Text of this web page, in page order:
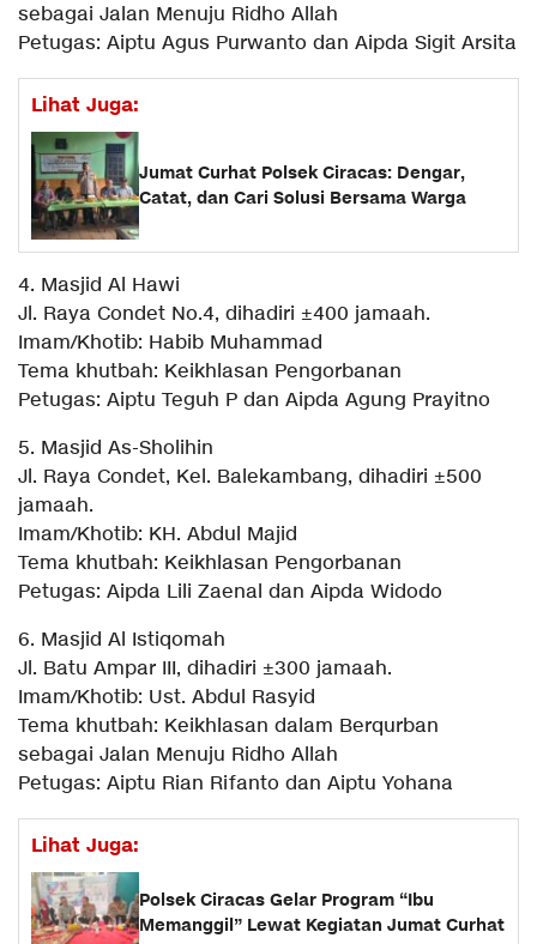
sebagai Jalan Menuju Ridho Allah
Petugas: Aiptu Agus Purwanto dan Aipda Sigit Arsita
Lihat Juga:
Jumat Curhat Polsek Ciracas: Dengar,
Catat, dan Cari Solusi Bersama Warga
4. Masjid Al Hawi
Jl. Raya Condet No.4, dihadiri ±400 jamaah.
Imam/Khotib: Habib Muhammad
Tema khutbah: Keikhlasan Pengorbanan
Petugas: Aiptu Teguh P dan Aipda Agung Prayitno
5. Masjid As-Sholihin
Jl. Raya Condet, Kel. Balekambang, dihadiri ±500
jamaah.
Imam/Khotib: KH. Abdul Majid
Tema khutbah: Keikhlasan Pengorbanan
Petugas: Aipda Lili Zaenal dan Aipda Widodo
6. Masjid Al Istiqomah
Jl. Batu Ampar III, dihadiri ±300 jamaah.
Imam/Khotib: Ust. Abdul Rasyid
Tema khutbah: Keikhlasan dalam Berqurban
sebagai Jalan Menuju Ridho Allah
Petugas: Aiptu Rian Rifanto dan Aiptu Yohana
Lihat Juga:
Polsek Ciracas Gelar Program “Ibu
Memanggil” Lewat Kegiatan Jumat Curhat